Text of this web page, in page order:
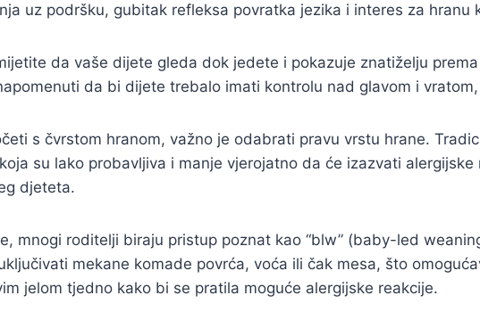
uz podršku, gubitak refleksa povratka jezika i interes za hranu
da vaše dijete gleda dok jedete i pokazuje znatiželju
da bi dijete trebalo imati kontrolu nad glavom i
s čvrstom hranom, važno je odabrati pravu vrstu hrane.
su lako probavljiva i manje vjerojatno da će izazvati
djeteta.
mnogi roditelji biraju pristup poznat kao “blw” (baby-led
mekane komade povrća, voća ili čak mesa, što
jelom tjedno kako bi se pratila moguće alergijske reakcije.